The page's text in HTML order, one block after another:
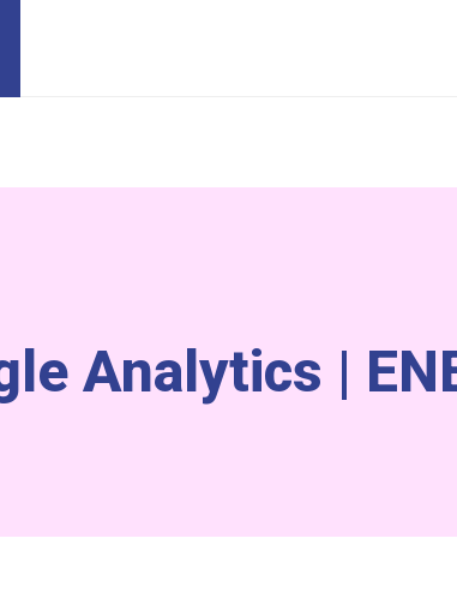
Analytics |